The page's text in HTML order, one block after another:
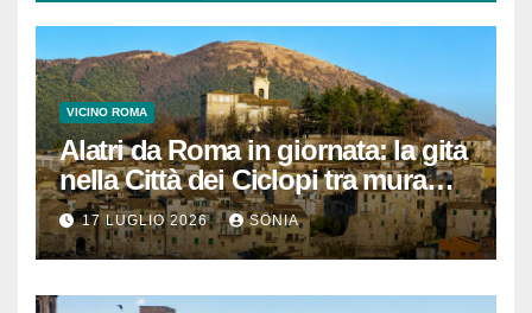
VICINO ROMA
Alatri da Roma in giornata: la gita
nella Città dei Ciclopi tra mura
megalitiche, vicoli medievali e
panorami di Ciociaria
17 LUGLIO 2026 SONIA